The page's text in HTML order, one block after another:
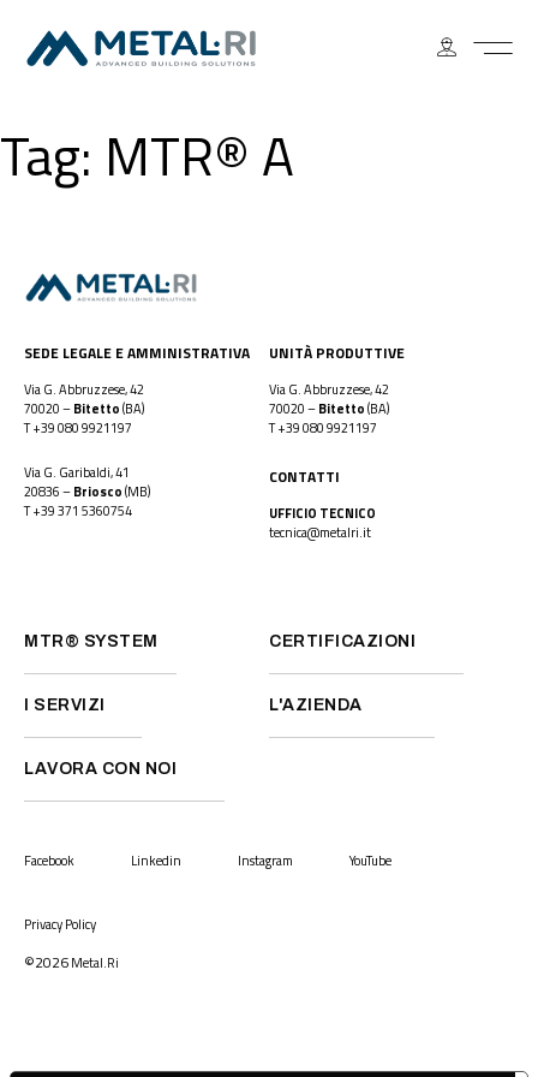
Tag: MTR® A
SEDE LEGALE E AMMINISTRATIVA
Via G. Abbruzzese, 42
70020 –Bitetto(BA)
T+39 080 9921197
UNITÀ PRODUTTIVE
Via G. Abbruzzese, 42
70020 –Bitetto(BA)
T+39 080 9921197
Via G. Garibaldi, 41
20836 –Briosco(MB)
T+39 371 5360754
CONTATTI
UFFICIO TECNICO
tecnica@metalri.it
MTR® SYSTEM CERTIFICAZIONI
I SERVIZI L'AZIENDA
LAVORA CON NOI
Facebook Linkedin Instagram YouTube
Privacy Policy
©2026Metal.Ri